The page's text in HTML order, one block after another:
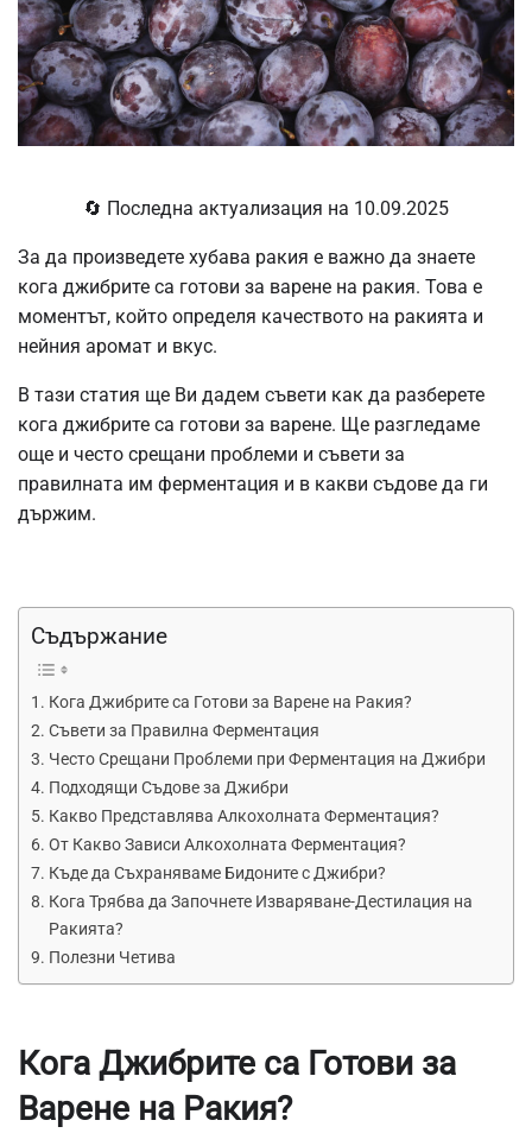
🔄 Последна актуализация на 10.09.2025
За да произведете хубава ракия е важно да знаете
кога джибрите са готови за варене на ракия. Това е
моментът, който определя качеството на ракията и
нейния аромат и вкус.
В тази статия ще Ви дадем съвети как да разберете
кога джибрите са готови за варене. Ще разгледаме
още и често срещани проблеми и съвети за
правилната им ферментация и в какви съдове да ги
държим.
Съдържание
Кога Джибрите са Готови за Варене на Ракия?
Съвети за Правилна Ферментация
Често Срещани Проблеми при Ферментация на Джибри
Подходящи Съдове за Джибри
Какво Представлява Алкохолната Ферментация?
От Какво Зависи Алкохолната Ферментация?
Къде да Съхраняваме Бидоните с Джибри?
Кога Трябва да Започнете Изваряване-Дестилация на
Ракията?
Полезни Четива
Кога Джибрите са Готови за
Варене на Ракия?